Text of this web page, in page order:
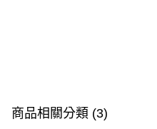
商品相關分類 (3)